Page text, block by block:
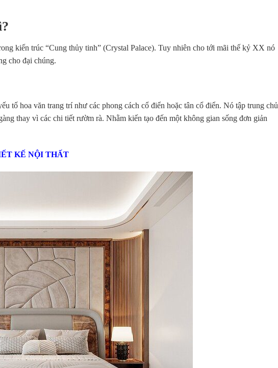
kiến trúc “Cung thủy tinh” (Crystal Palace). Tuy nhiên cho tới mãi thế kỷ XX nó
cho đại chúng.
tố hoa văn trang trí như các phong cách cổ điển hoặc tân cổ điển. Nó tập trung chủ
thay vì các chi tiết rườm rà. Nhằm kiến tạo đến một không gian sống đơn giản
KẾ NỘI THẤT